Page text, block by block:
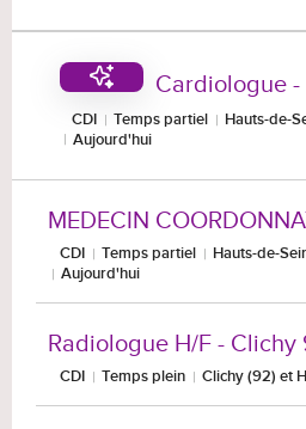
Cardiologue -
CDI Temps partiel
Hauts-de-
Aujourd'hui
MEDECIN
CDI Temps partiel
Hauts-de-
Aujourd'hui
Radiologue H/F - Clichy
CDI Temps plein Clichy (92) et